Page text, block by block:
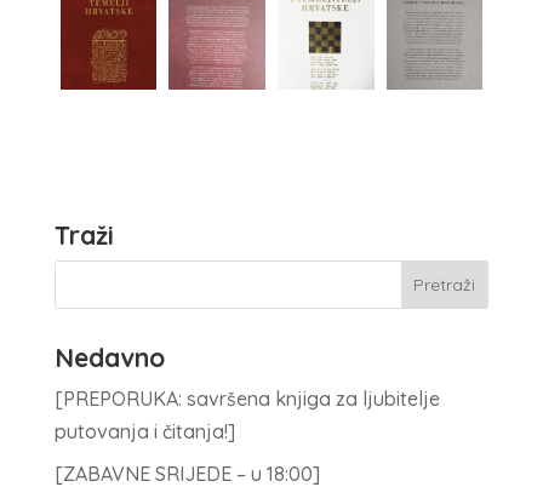
Traži
Nedavno
[PREPORUKA: savršena knjiga za ljubitelje
putovanja i čitanja!]
[ZABAVNE SRIJEDE – u 18:00]